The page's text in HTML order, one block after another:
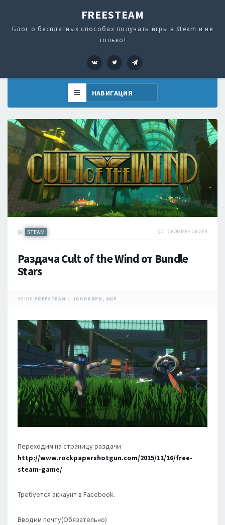
FREESTEAM
Блог о бесплатных способах получать игры в Steam и не
только!
VK Twitter
STEAM 7 КОММЕНТАРИЕВ
Раздача Cult of the Wind от Bundle
Stars
АВТОР: FREESTEAM 16 НОЯБРЯ, 2015
Переходим на страницу раздачи
http://www.rockpapershotgun.com/2015/11/16/free-
steam-game/
Требуется аккаунт в Facebook.
Вводим почту(Обязательно)